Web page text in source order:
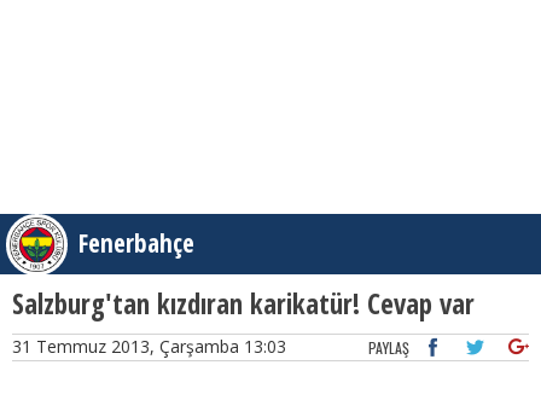
Fenerbahçe
Salzburg'tan kızdıran karikatür! Cevap var
31 Temmuz 2013, Çarşamba 13:03 PAYLAŞ